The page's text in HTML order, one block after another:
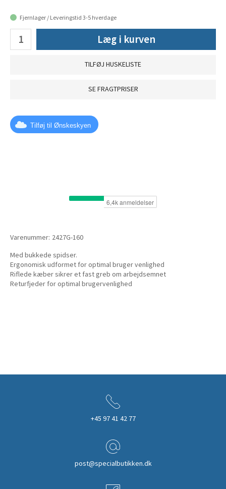
Fjernlager / Leveringstid 3-5 hverdage
Læg i kurven
TILFØJ HUSKELISTE
SE FRAGTPRISER
Tilføj til Ønskeskyen
Varenummer: 2427G-160
Med bukkede spidser.
Ergonomisk udformet for optimal bruger venlighed
Riflede kæber sikrer et fast greb om arbejdsemnet
Returfjeder for optimal brugervenlighed
+45 97 41 42 77
post@specialbutikken.dk